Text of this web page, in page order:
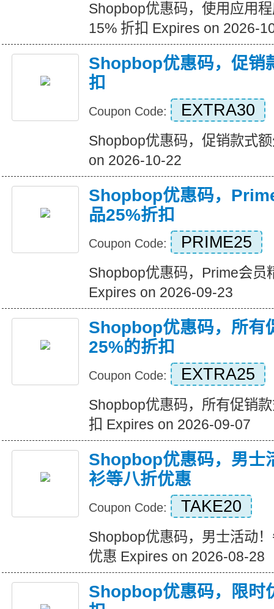
Shopbop优惠码，使用应用
15% 折扣 Expires on 2026-
Shopbop优惠码，促销
扣
Coupon Code: EXTRA30
Shopbop优惠码，促销款式
on 2026-10-22
Shopbop优惠码，
品25%折扣
Coupon Code: PRIME25
Shopbop优惠码，Prime会员
Expires on 2026-09-23
Shopbop优惠码，所有
25%的折扣
Coupon Code: EXTRA25
Shopbop优惠码，所有促销
扣 Expires on 2026-09-07
Shopbop优惠码，男士
衫等八折优惠
Coupon Code: TAKE20
Shopbop优惠码，男士活动
优惠 Expires on 2026-08-28
Shopbop优惠码，限时